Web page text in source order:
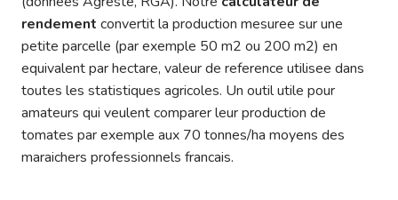
rendement convertit la production mesuree sur une
petite parcelle (par exemple 50 m2 ou 200 m2) en
equivalent par hectare, valeur de reference utilisee dans
toutes les statistiques agricoles. Un outil utile pour
amateurs qui veulent comparer leur production de
tomates par exemple aux 70 tonnes/ha moyens des
maraichers professionnels francais.